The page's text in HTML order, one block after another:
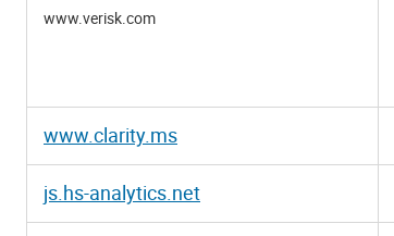
www.verisk.com
www.clarity.ms
js.hs-analytics.net